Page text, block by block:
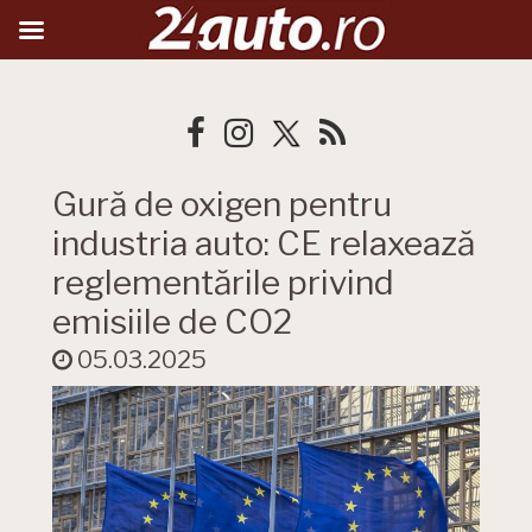
Gură de oxigen pentru
industria auto: CE relaxează
reglementările privind
emisiile de CO2
05.03.2025